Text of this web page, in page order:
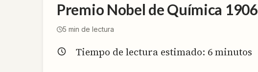
Premio Nobel de Química 1906
5 min de lectura
Tiempo de lectura estimado: 6minutos